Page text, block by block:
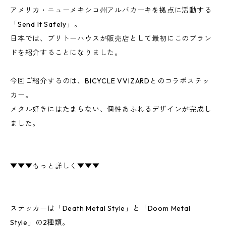
アメリカ・ニューメキシコ州アルバカーキを拠点に活動する
「Send It Safely」。
日本では、ブリトーハウスが販売店として最初にこのブラン
ドを紹介することになりました。
今回ご紹介するのは、BICYCLE VVIZARDとのコラボステッ
カー。
メタル好きにはたまらない、個性あふれるデザインが完成し
ました。
▼▼▼もっと詳しく▼▼▼
ステッカーは「Death Metal Style」と「Doom Metal
Style」の2種類。